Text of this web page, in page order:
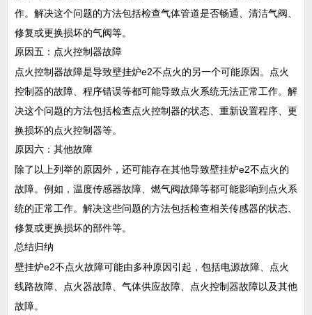
作。解决这个问题的方法包括检查气体管道是否畅通、清洁气阀、
修复或更换损坏的气阀等。
原因五：点火控制器故障
点火控制器故障是导致壁挂炉e2不点火的另一个可能原因。点火
控制器的故障、程序错误等都可能导致点火系统无法正常工作。解
决这个问题的方法包括检查点火控制器的状态、重新设置程序、更
换损坏的点火控制器等。
原因六：其他故障
除了以上列举的原因外，还可能存在其他导致壁挂炉e2不点火的
故障。例如，温度传感器故障、燃气阀故障等都可能影响到点火系
统的正常工作。解决这些问题的方法包括检查相关传感器的状态、
修复或更换损坏的部件等。
总结归纳
壁挂炉e2不点火故障可能由多种原因引起，包括电源故障、点火
线路故障、点火器故障、气体供应故障、点火控制器故障以及其他
故障。